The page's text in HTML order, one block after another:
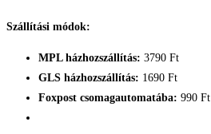
Szállítási módok:
MPL házhozszállítás: 3790 Ft
GLS házhozszállítás: 1690 Ft
Foxpost csomagautomatába: 990 Ft